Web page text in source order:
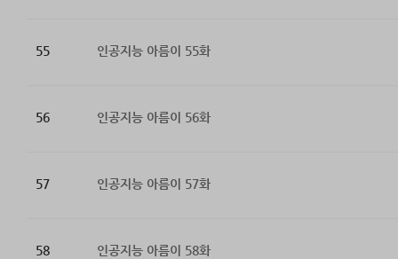
55 인공지능 아름이 55화
56 인공지능 아름이 56화
57 인공지능 아름이 57화
58 인공지능 아름이 58화